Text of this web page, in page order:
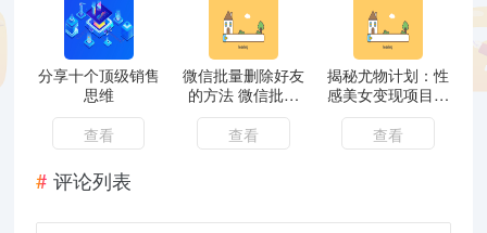
分享十个顶级销售
思维
查看
微信批量删除好友
的方法 微信批量
删除聊天记录技巧
查看
揭秘尤物计划：性
感美女变现项目真
相及危害！想赚钱
先了解这些！
查看
评论列表